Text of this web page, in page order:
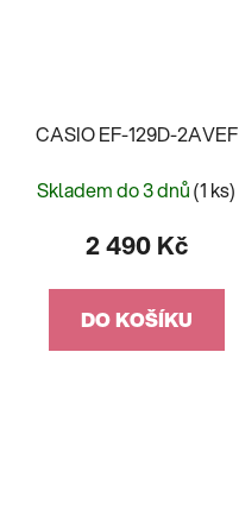
CASIO EF-129D-2AVEF
Skladem do 3 dnů(1 ks)
2 490 Kč
DO KOŠÍKU